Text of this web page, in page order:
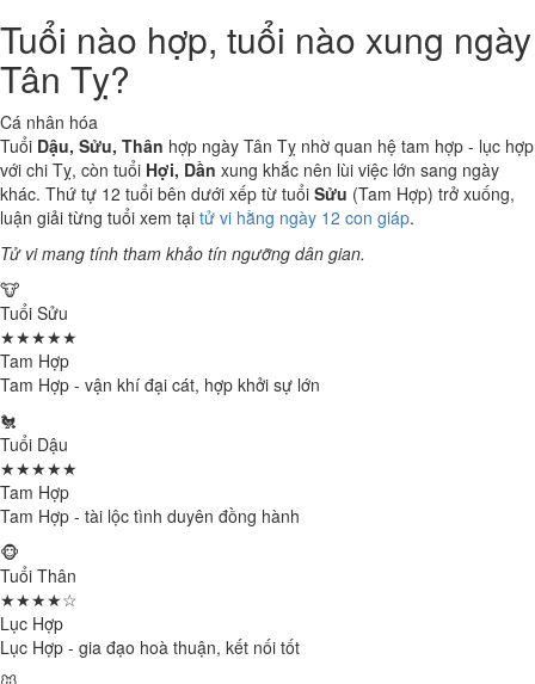
Tuổi nào hợp, tuổi nào xung ngày
Tân Tỵ?
Cá nhân hóa
Tuổi Dậu, Sửu, Thân hợp ngày Tân Tỵ nhờ quan hệ tam hợp - lục hợp
với chi Tỵ, còn tuổi Hợi, Dần xung khắc nên lùi việc lớn sang ngày
khác. Thứ tự 12 tuổi bên dưới xếp từ tuổi Sửu (Tam Hợp) trở xuống,
luận giải từng tuổi xem tại tử vi hằng ngày 12 con giáp.
Tử vi mang tính tham khảo tín ngưỡng dân gian.
🐮
Tuổi Sửu
★★★★★
Tam Hợp
Tam Hợp - vận khí đại cát, hợp khởi sự lớn
🐔
Tuổi Dậu
★★★★★
Tam Hợp
Tam Hợp - tài lộc tình duyên đồng hành
🐵
Tuổi Thân
★★★★☆
Lục Hợp
Lục Hợp - gia đạo hoà thuận, kết nối tốt